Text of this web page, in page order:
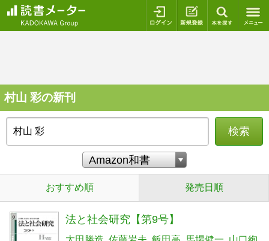
ログイン 新規登録
村山 彩の新刊
検索
おすすめ順 発売日順
法と社会研究【第9号】